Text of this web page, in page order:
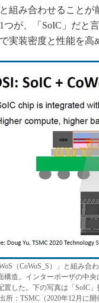
組み合わせること
つが、「SoIC」だと
実装密度と性能を高
（CoWoS_S）」と組み
構造。インターポーザの中
置した。下の写真は「SoIC
所：TSMC（2020年12月に